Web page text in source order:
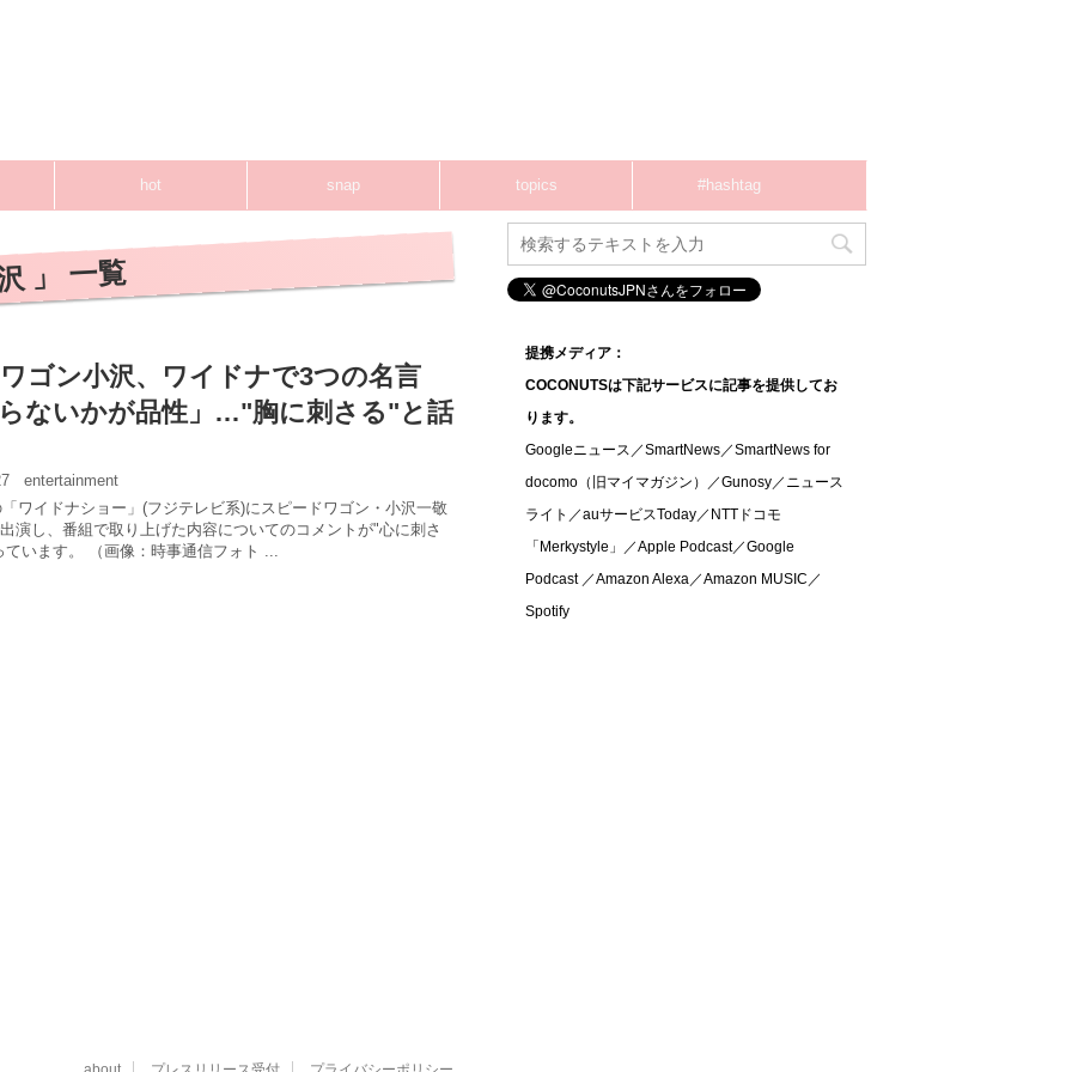
hot snap topics #hashtag
」 一覧
ゴン小沢、ワイドナで3つの名言
らないかが品性」…"胸に刺さる"と話
entertainment
ワイドナショー」(フジテレビ系)にスピードワゴン・小沢一敬
演し、番組で取り上げた内容についてのコメントが"心に刺さ
ています。 （画像：時事通信フォト ...
提携メディア：
COCONUTSは下記サービスに記事を提供してお
ります。
Googleニュース／SmartNews／SmartNews for
docomo（旧マイマガジン）／Gunosy／ニュース
ライト／auサービスToday／NTTドコモ
「Merkystyle」／Apple Podcast／Google
Podcast ／Amazon Alexa／Amazon MUSIC／
Spotify